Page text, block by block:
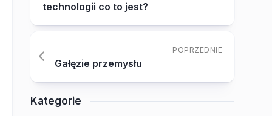
technologii co to jest?
POPRZEDNIE
Gałęzie przemysłu
Kategorie